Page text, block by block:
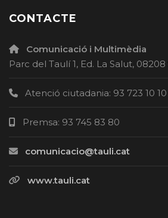
CONTACTE
Comunicació i Multimèdia
Parc del Taulí 1, Ed. La Salut,
Atenció ciutadania: 93 723 10 10
Premsa: 93 745 83 80
comunicacio@tauli.cat
www.tauli.cat